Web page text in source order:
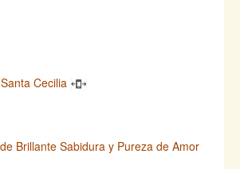
Cecilia
Brillante Sabidura y Pureza de Amor